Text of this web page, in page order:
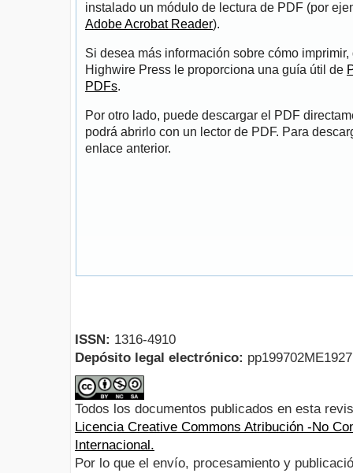
instalado un módulo de lectura de PDF (por
Adobe Acrobat Reader).
Si desea más información sobre cómo
Highwire Press le proporciona una guía útil de
PDFs.
Por otro lado, puede descargar el PDF
podrá abrirlo con un lector de PDF. Para
enlace anterior.
ISSN: 1316-4910
Depósito legal electrónico:
Todos los documentos publicados en esta
Licencia Creative Commons Atribución -No
Internacional.
Por lo que el envío, procesamiento y